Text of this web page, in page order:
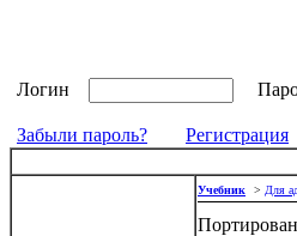
Логин
Забыли пароль? Регистрация
Учебник > Для